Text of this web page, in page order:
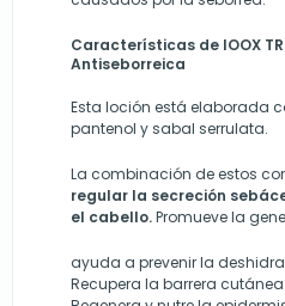
Características de IOOX
Antiseborreica
Esta loción está elaborada
pantenol y sabal serrulata.
La combinación de estos
regular la secreción
el cabello.Promueve la
ayuda a prevenir la
Recupera la barrera cutánea